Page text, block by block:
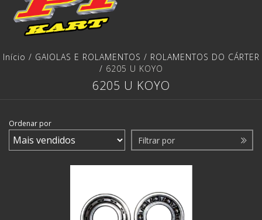
Início / GAIOLAS E ROLAMENTOS / ROLAMENTOS DO CÁRTER
/ 6205 U KOYO
6205 U KOYO
Ordenar por
Filtrar por